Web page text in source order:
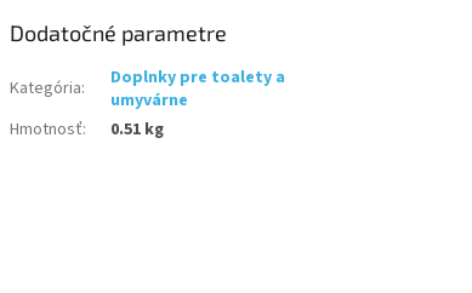
Dodatočné parametre
Kategória:
Doplnky pre toalety a
umyvárne
Hmotnosť: 0.51 kg